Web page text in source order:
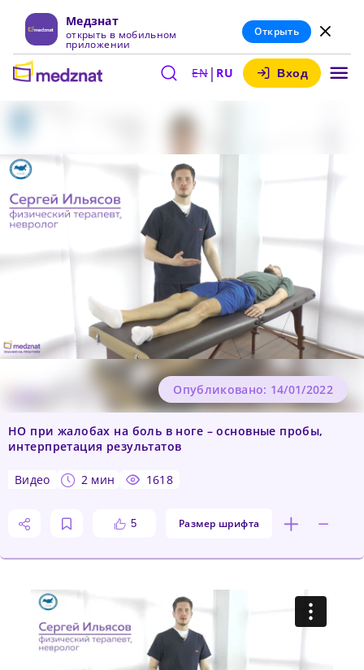
Медзнат
открыть в мобильном
приложении
Открыть
EN| RU Вход
НО при жалобах на боль в ноге – основные пробы,
интерпретация результатов
видео 2 мин 1618
5 Размер шрифта
Опубликовано: 14/01/2022